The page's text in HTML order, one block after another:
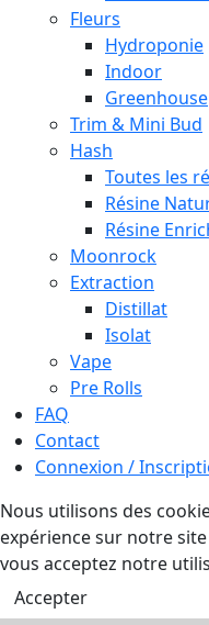
Fleurs
Hydroponie
Indoor
Greenhouse
Trim & Mini Bud
Hash
Toutes les
Résine
Résine
Moonrock
Extraction
Distillat
Isolat
Vape
Pre Rolls
FAQ
Contact
Connexion /
Nous utilisons des
expérience sur notre
vous acceptez notre
Accepter